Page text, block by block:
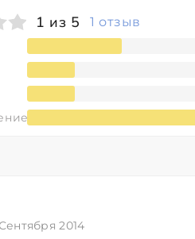
1 из 5 1 отзыв
2014